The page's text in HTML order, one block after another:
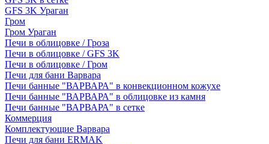
GFS 3K Ураган
Гром
Гром Ураган
Печи в облицовке / Гроза
Печи в облицовке / GFS 3K
Печи в облицовке / Гром
Печи для бани Варвара
Печи банные "ВАРВАРА" в конвекционном кожухе
Печи банные "ВАРВАРА" в облицовке из камня
Печи банные "ВАРВАРА" в сетке
Коммерция
Комплектующие Варвара
Печи для бани ERMAK